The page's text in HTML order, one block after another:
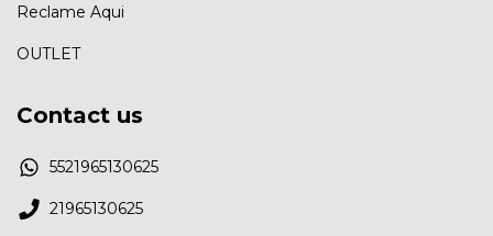
Reclame Aqui
OUTLET
Contact us
5521965130625
21965130625